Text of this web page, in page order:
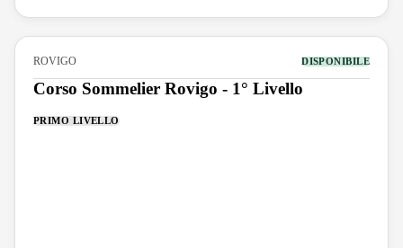
ROVIGO DISPONIBILE
Corso Sommelier Rovigo - 1° Livello
PRIMO LIVELLO